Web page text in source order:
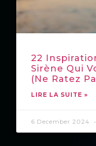
22
Sirène Qui
(Ne Ratez
LIRE LA SUITE »
6 December 2024